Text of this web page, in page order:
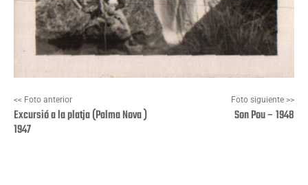
<< Foto anterior
Excursió a la platja (Palma Nova )
1947
Foto siguiente >>
Son Pou – 1948